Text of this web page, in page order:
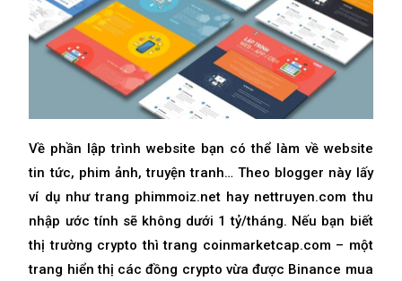
Về phần lập trình website bạn có thể làm về website
tin tức, phim ảnh, truyện tranh… Theo blogger này lấy
ví dụ như trang phimmoiz.net hay nettruyen.com thu
nhập ước tính sẽ không dưới 1 tỷ/tháng. Nếu bạn biết
thị trường crypto thì trang coinmarketcap.com – một
trang hiển thị các đồng crypto vừa được Binance mua